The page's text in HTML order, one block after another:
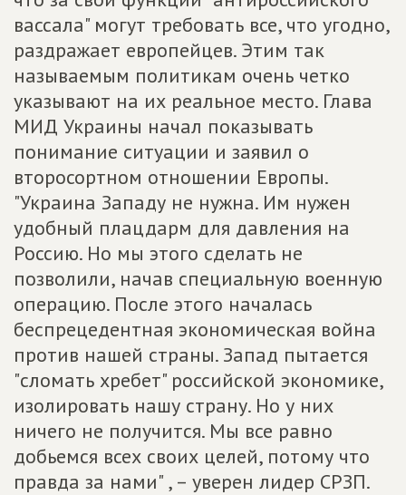
вассала" могут требовать все, что угодно,
раздражает европейцев. Этим так
называемым политикам очень четко
указывают на их реальное место. Глава
МИД Украины начал показывать
понимание ситуации и заявил о
второсортном отношении Европы.
"Украина Западу не нужна. Им нужен
удобный плацдарм для давления на
Россию. Но мы этого сделать не
позволили, начав специальную военную
операцию. После этого началась
беспрецедентная экономическая война
против нашей страны. Запад пытается
"сломать хребет" российской экономике,
изолировать нашу страну. Но у них
ничего не получится. Мы все равно
добьемся всех своих целей, потому что
правда за нами" , – уверен лидер СРЗП.